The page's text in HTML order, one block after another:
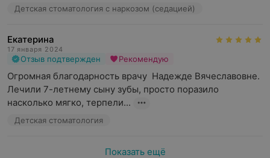
Детская стоматология с наркозом (седацией)
Екатерина
17 января 2024
Отзыв подтвержден Рекомендую
Огромная благодарность врачу  Надежде Вячеславовне.
Лечили 7-летнему сыну зубы, просто поразило
насколько мягко, терпели...
Детская стоматология
Показать ещё